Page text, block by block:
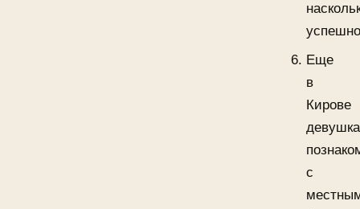
Еще
в
Кирове
девушка
с